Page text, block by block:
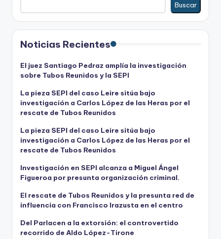
Buscar
Noticias Recientes
El juez Santiago Pedraz amplía la investigación
sobre Tubos Reunidos y la SEPI
La pieza SEPI del caso Leire sitúa bajo
investigación a Carlos López de las Heras por el
rescate de Tubos Reunidos
La pieza SEPI del caso Leire sitúa bajo
investigación a Carlos López de las Heras por el
rescate de Tubos Reunidos
Investigación en SEPI alcanza a Miguel Ángel
Figueroa por presunta organización criminal.
El rescate de Tubos Reunidos y la presunta red de
influencia con Francisco Irazusta en el centro
Del Parlacen a la extorsión: el controvertido
recorrido de Aldo López-Tirone